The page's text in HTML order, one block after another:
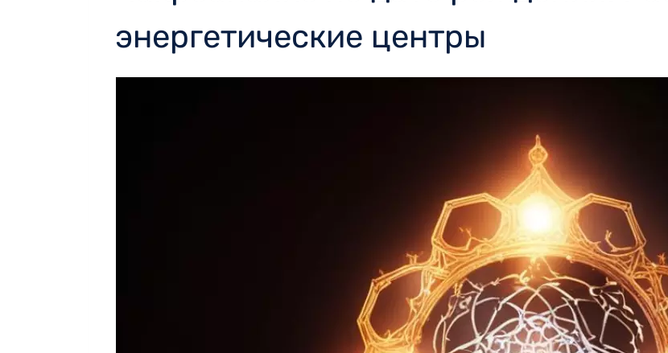
энергетические центры